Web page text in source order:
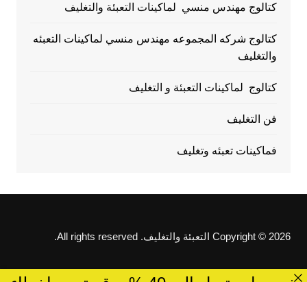
كتالوج مهندس منسي لماكينات التعبئة والتغليف
كتالوج شركه المجموعه مهندس منسي لماكينات التعبئه
والتغليف
كتالوج لماكينات التعبئة و التغليف
فن التغليف
فماكينات تعبئه وتغليف
Copyright © 2026 التعبئة والتغليف. All rights reserved.